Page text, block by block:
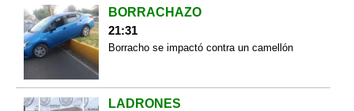
BORRACHAZO
21:31
Borracho se impactó contra un camellón
LADRONES